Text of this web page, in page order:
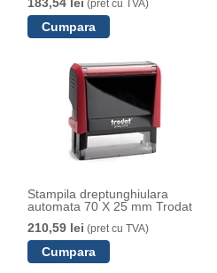
(pret cu TVA)
Stampila dreptunghiulara
automata 70 X 25 mm Trodat
210,59 lei (pret cu TVA)